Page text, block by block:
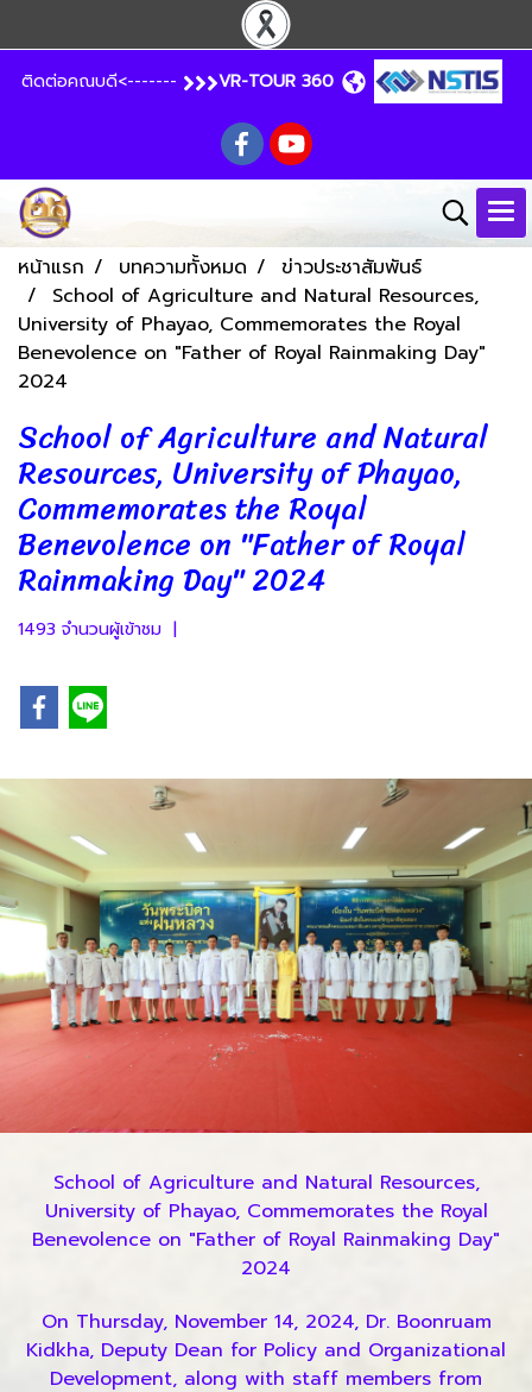
ติดต่อคณบดี<------- VR-TOUR 360
หน้าแรก บทความทั้งหมด
ข่าวประชาสัมพันธ์
School of Agriculture and Natural Resources,
University of Phayao, Commemorates the Royal
Benevolence on "Father of Royal Rainmaking Day"
2024
School of Agriculture and Natural
Resources, University of Phayao,
Commemorates the Royal
Benevolence on "Father of Royal
Rainmaking Day" 2024
1493 จำนวนผู้เข้าชม |
School of Agriculture and Natural Resources,
University of Phayao, Commemorates the Royal
Benevolence on "Father of Royal Rainmaking Day"
2024
On Thursday, November 14, 2024, Dr. Boonruam
Kidkha, Deputy Dean for Policy and Organizational
Development, along with staff members from